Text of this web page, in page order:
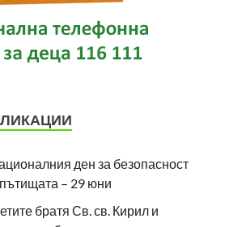
ден за безопасност
– 29 юни
братя Св. св. Кирил и